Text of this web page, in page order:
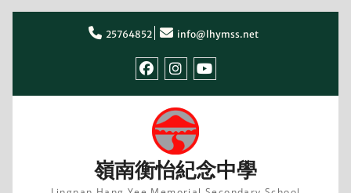
25764852 info@lhymss.net
嶺南衡怡紀念中學